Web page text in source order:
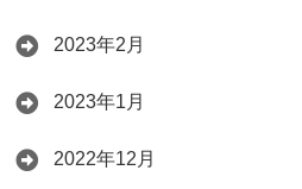
2023年2月
2023年1月
2022年12月